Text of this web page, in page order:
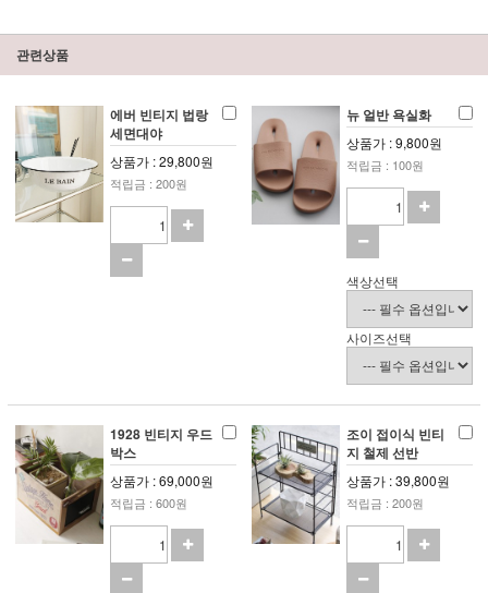
관련상품
에버 빈티지 법랑
세면대야
상품가 : 29,800원
적립금 : 200원
뉴 얼반 욕실화
상품가 : 9,800원
적립금 : 100원
색상선택
사이즈선택
1928 빈티지 우드
박스
상품가 : 69,000원
적립금 : 600원
조이 접이식 빈티
지 철제 선반
상품가 : 39,800원
적립금 : 200원